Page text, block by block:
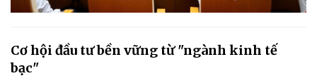
Cơ hội đầu tư bền vững từ "ngành kinh tế
bạc"